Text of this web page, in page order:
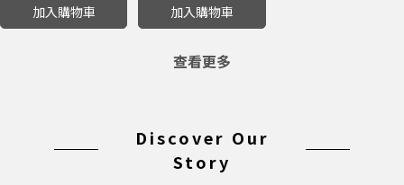
加入購物車 加入購物車
查看更多
Discover Our
Story